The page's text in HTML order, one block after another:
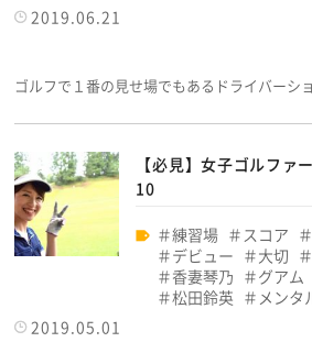
2019.06.21
ゴルフで１番の見せ場でもあるドライバー
【必見】女子ゴルファ
10
練習場 スコア
デビュー
大切
香妻琴乃
グアム
松田鈴英
メンタ
2019.05.01